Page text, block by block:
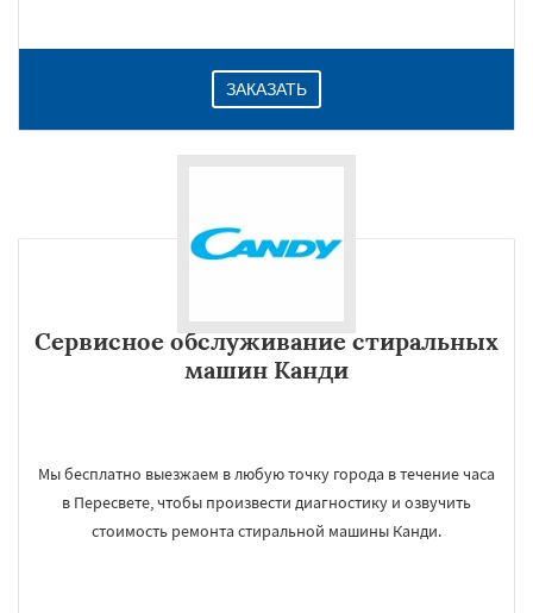
ЗАКАЗАТЬ
Сервисное обслуживание стиральных
машин Канди
Мы бесплатно выезжаем в любую точку города в течение часа
в Пересвете, чтобы произвести диагностику и озвучить
стоимость ремонта стиральной машины Канди.